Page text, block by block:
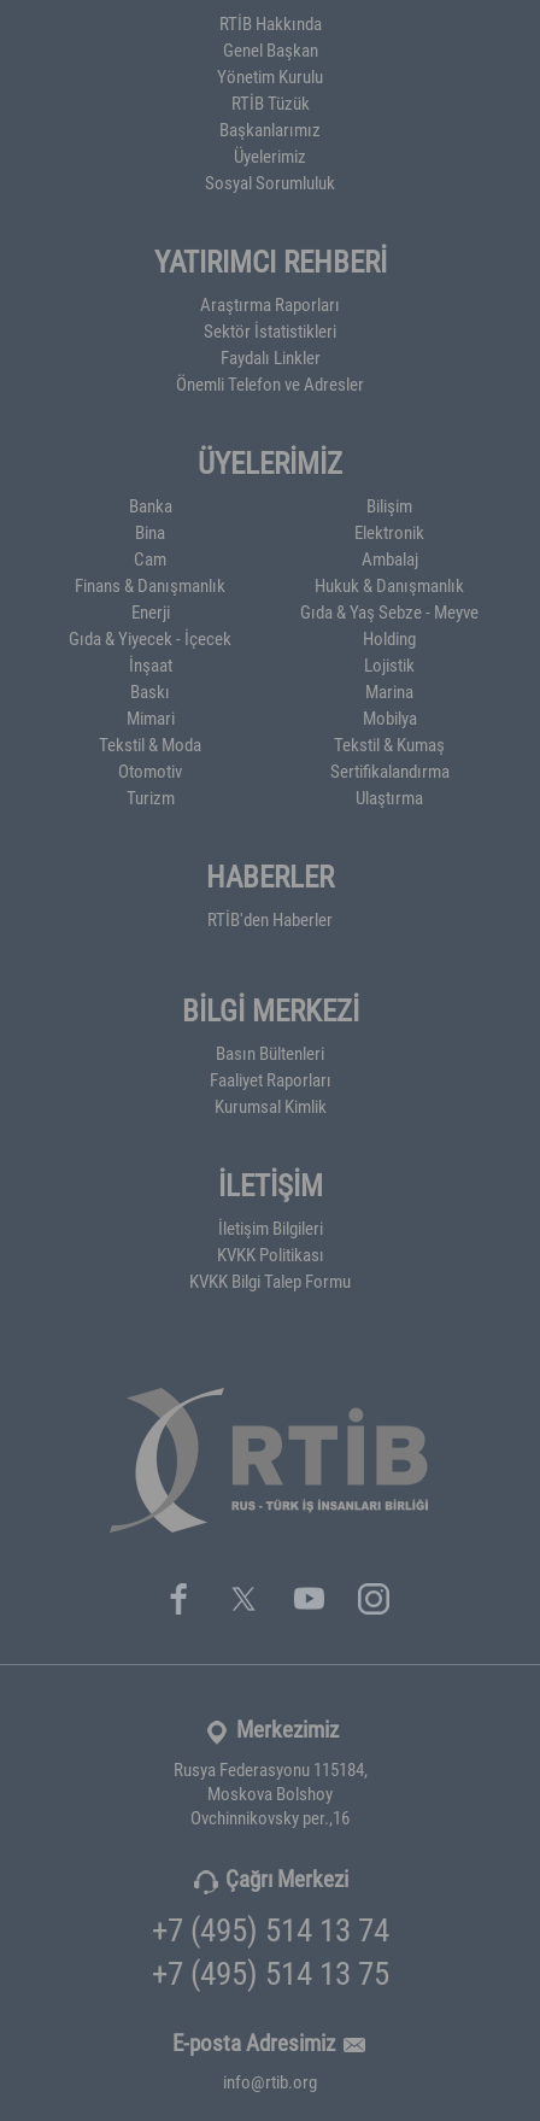
RTİB Hakkında
Genel Başkan
Yönetim Kurulu
RTİB Tüzük
Başkanlarımız
Üyelerimiz
Sosyal Sorumluluk
YATIRIMCI REHBERİ
Araştırma Raporları
Sektör İstatistikleri
Faydalı Linkler
Önemli Telefon ve Adresler
ÜYELERİMİZ
Banka
Bilişim
Bina
Elektronik
Cam
Ambalaj
Finans & Danışmanlık
Hukuk & Danışmanlık
Enerji
Gıda & Yaş Sebze - Meyve
Gıda & Yiyecek - İçecek
Holding
İnşaat
Lojistik
Baskı
Marina
Mimari
Mobilya
Tekstil & Moda
Tekstil & Kumaş
Otomotiv
Sertifikalandırma
Turizm
Ulaştırma
HABERLER
RTİB'den Haberler
BİLGİ MERKEZİ
Basın Bültenleri
Faaliyet Raporları
Kurumsal Kimlik
İLETİŞİM
İletişim Bilgileri
KVKK Politikası
KVKK Bilgi Talep Formu
Merkezimiz
Rusya Federasyonu 115184,
Moskova Bolshoy
Ovchinnikovsky per.,16
Çağrı Merkezi
+7 (495) 514 13 74
+7 (495) 514 13 75
E-posta Adresimiz
info@rtib.org